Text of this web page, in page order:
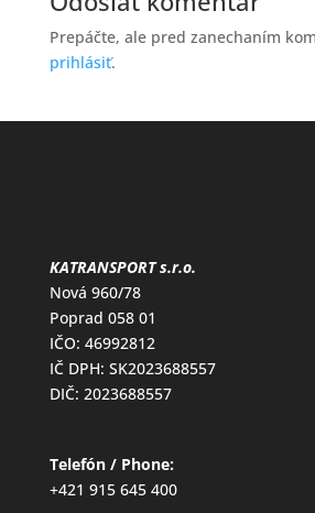
Prepáčte, ale pred zanechaním
prihlásiť.
KATRANSPORT s.r.o.
Nová 960/78
Poprad 058 01
IČO: 46992812
IČ DPH: SK2023688557
DIČ: 2023688557
Telefón / Phone:
+421 915 645 400